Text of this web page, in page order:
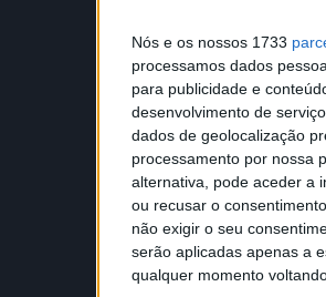
Nós e os nossos 1733
processamos dados
para publicidade e
desenvolvimento de
dados de geolocalização
processamento por nossa
alternativa, pode aceder a
ou recusar o
não exigir o seu
serão aplicadas apenas a
qualquer momento